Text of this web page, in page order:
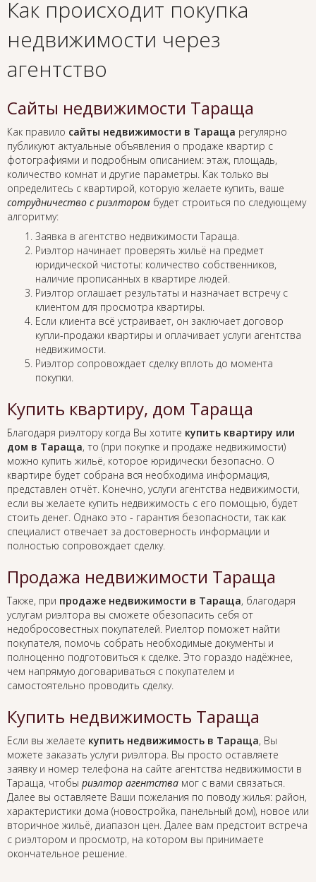
Как происходит покупка
недвижимости через
агентство
Сайты недвижимости Тараща
Как правило сайты недвижимости в Тараща регулярно
публикуют актуальные объявления о продаже квартир с
фотографиями и подробным описанием: этаж, площадь,
количество комнат и другие параметры. Как только вы
определитесь с квартирой, которую желаете купить, ваше
сотрудничество с риэлтором будет строиться по следующему
алгоритму:
Заявка в агентство недвижимости Тараща.
Риэлтор начинает проверять жильё на предмет
юридической чистоты: количество собственников,
наличие прописанных в квартире людей.
Риэлтор оглашает результаты и назначает встречу с
клиентом для просмотра квартиры.
Если клиента всё устраивает, он заключает договор
купли-продажи квартиры и оплачивает услуги агентства
недвижимости.
Риэлтор сопровождает сделку вплоть до момента
покупки.
Купить квартиру, дом Тараща
Благодаря риэлтору когда Вы хотите купить квартиру или
дом в Тараща, то (при покупке и продаже недвижимости)
можно купить жильё, которое юридически безопасно. О
квартире будет собрана вся необходима информация,
представлен отчёт. Конечно, услуги агентства недвижимости,
если вы желаете купить недвижимость с его помощью, будет
стоить денег. Однако это - гарантия безопасности, так как
специалист отвечает за достоверность информации и
полностью сопровождает сделку.
Продажа недвижимости Тараща
Также, при продаже недвижимости в Тараща, благодаря
услугам риэлтора вы сможете обезопасить себя от
недобросовестных покупателей. Риелтор поможет найти
покупателя, помочь собрать необходимые документы и
полноценно подготовиться к сделке. Это гораздо надёжнее,
чем напрямую договариваться с покупателем и
самостоятельно проводить сделку.
Купить недвижимость Тараща
Если вы желаете купить недвижимость в Тараща, Вы
можете заказать услуги риэлтора. Вы просто оставляете
заявку и номер телефона на сайте агентства недвижимости в
Тараща, чтобы риэлтор агентства мог с вами связаться.
Далее вы оставляете Ваши пожелания по поводу жилья: район,
характеристики дома (новостройка, панельный дом), новое или
вторичное жильё, диапазон цен. Далее вам предстоит встреча
с риэлтором и просмотр, на котором вы принимаете
окончательное решение.